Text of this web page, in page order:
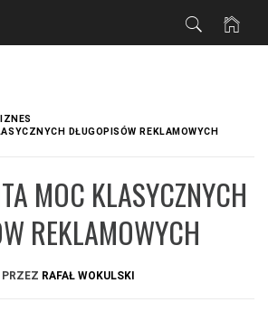
DŁUGOPISÓW REKLAMOWYCH
MOC KLASYCZNYCH
REKLAMOWYCH
PRZEZ RAFAŁ WOKULSKI